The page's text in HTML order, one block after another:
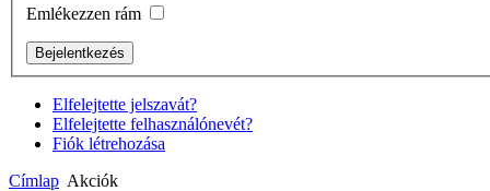
Emlékezzen rám
Elfelejtette jelszavát?
Elfelejtette felhasználónevét?
Fiók létrehozása
Címlap Akciók